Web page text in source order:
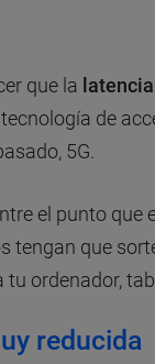
que la latencia
de
5G.
el punto que
tengan que
ordenador,
reducida